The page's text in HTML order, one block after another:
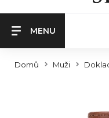
MENU
Domů Muži